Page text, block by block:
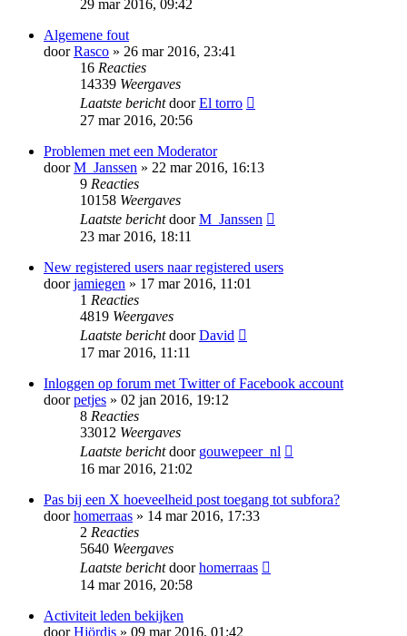
29 mar 2016, 09:42
Algemene fout
doorRasco » 26 mar 2016, 23:41
16 Reacties
14339 Weergaves
Laatste berichtdoorEl torro
27 mar 2016, 20:56
Problemen met een Moderator
doorM_Janssen » 22 mar 2016, 16:13
9 Reacties
10158 Weergaves
Laatste berichtdoorM_Janssen
23 mar 2016, 18:11
New registered users naar registered users
doorjamiegen » 17 mar 2016, 11:01
1 Reacties
4819 Weergaves
Laatste berichtdoorDavid
17 mar 2016, 11:11
Inloggen op forum met Twitter of Facebook account
doorpetjes » 02 jan 2016, 19:12
8 Reacties
33012 Weergaves
Laatste berichtdoor gouwepeer_nl
16 mar 2016, 21:02
Pas bij een X hoeveelheid post toegang tot subfora?
doorhomerraas » 14 mar 2016, 17:33
2 Reacties
5640 Weergaves
Laatste berichtdoorhomerraas
14 mar 2016, 20:58
Activiteit leden bekijken
doorHjördis » 09 mar 2016, 01:42